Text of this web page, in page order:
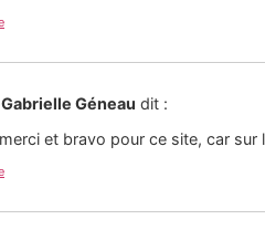
Géneau dit :
et bravo pour ce site, car